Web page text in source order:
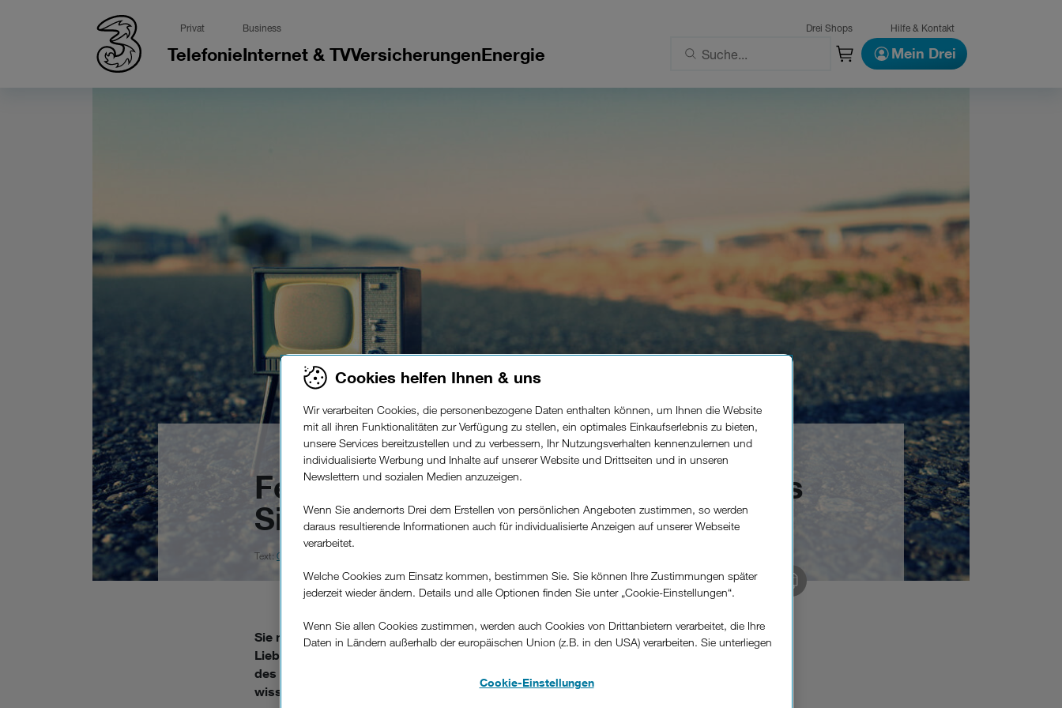
Privat Business Drei Shops Hilfe & Kontakt
TelefonieInternet & TVVersicherungenEnergie Mein Drei
Fernsehen übers Internet: Alles, was
Sie wissen müssen.
Text: Christoph
FacebookTwitterLinkedIn
E-Mail Link des Blogs kopieren
Sie möchten auch unterwegs immer top informiert bleiben, was den Spielstand Ihrer
Lieblingsmannschaft angeht oder die neuesten Folgen ihrer Lieblingsshow auch außerhalb
des Wohnzimmers genießen? Wir verraten Ihnen, was Sie über Fernsehen über das Internet
wissen müssen und wie Sie auch online für ein einwandfreies Live-Fernseherlebnis sorgen.
Cookies helfen Ihnen & uns
Wir verarbeiten Cookies, die personenbezogene Daten enthalten können, um Ihnen die Website
mit all ihren Funktionalitäten zur Verfügung zu stellen, ein optimales Einkaufserlebnis zu bieten,
unsere Services bereitzustellen und zu verbessern, Ihr Nutzungsverhalten kennenzulernen und
individualisierte Werbung und Inhalte auf unserer Website und Drittseiten und in unseren
Newslettern und sozialen Medien anzuzeigen.
Wenn Sie andernorts Drei dem Erstellen von persönlichen Angeboten zustimmen, so werden
daraus resultierende Informationen auch für individualisierte Anzeigen auf unserer Webseite
verarbeitet.
Welche Cookies zum Einsatz kommen, bestimmen Sie. Sie können Ihre Zustimmungen später
jederzeit wieder ändern. Details und alle Optionen finden Sie unter „Cookie-Einstellungen“.
Wenn Sie allen Cookies zustimmen, werden auch Cookies von Drittanbietern verarbeitet, die Ihre
Daten in Ländern außerhalb der europäischen Union (z.B. in den USA) verarbeiten. Sie unterliegen
Cookie-Einstellungen